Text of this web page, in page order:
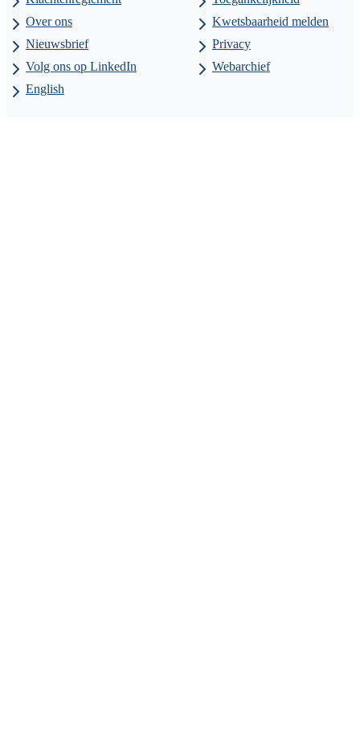
Over ons
Nieuwsbrief
Volg ons op LinkedIn
English
Kwetsbaarheid melden
Privacy
Webarchief